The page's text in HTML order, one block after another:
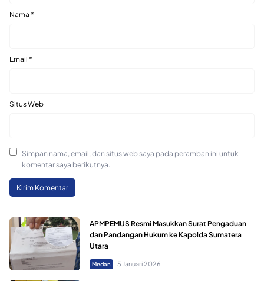
Nama *
Email *
Situs Web
Simpan nama, email, dan situs web saya pada peramban ini untuk
komentar saya berikutnya.
APMPEMUS Resmi Masukkan Surat Pengaduan
dan Pandangan Hukum ke Kapolda Sumatera
Utara
Medan 5 Januari 2026